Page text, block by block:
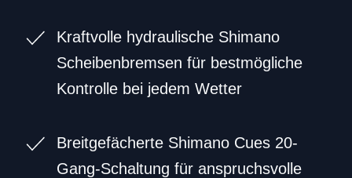
Kraftvolle hydraulische Shimano
Scheibenbremsen für bestmögliche
Kontrolle bei jedem Wetter
Breitgefächerte Shimano Cues 20-
Gang-Schaltung für anspruchsvolle